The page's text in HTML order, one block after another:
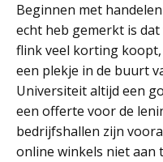
Beginnen met
echt heb gemerkt is
flink veel korting
een plekje in de buurt
Universiteit altijd een
een offerte voor de
bedrijfshallen zijn
online winkels niet aan